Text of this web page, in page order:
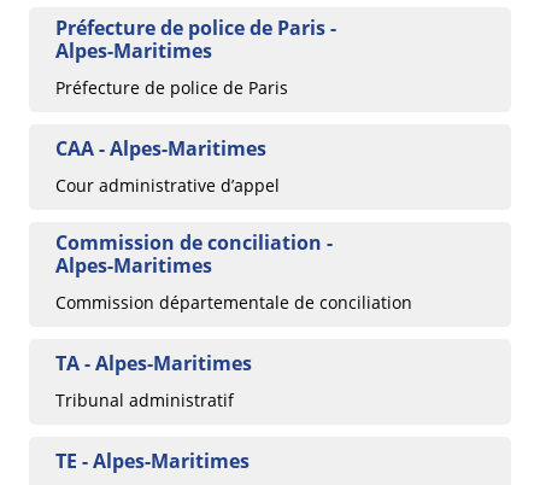
Préfecture de police de Paris -
Alpes-Maritimes
Préfecture de police de Paris
CAA - Alpes-Maritimes
Cour administrative d’appel
Commission de conciliation -
Alpes-Maritimes
Commission départementale de conciliation
TA - Alpes-Maritimes
Tribunal administratif
TE - Alpes-Maritimes